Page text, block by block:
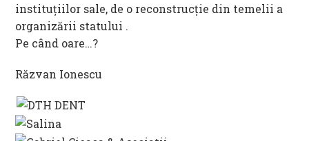
instituțiilor sale, de o reconstrucție din temelii a
organizării statului .
Pe când oare…?
Răzvan Ionescu